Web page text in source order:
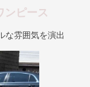
ンピース
な雰囲気を演出